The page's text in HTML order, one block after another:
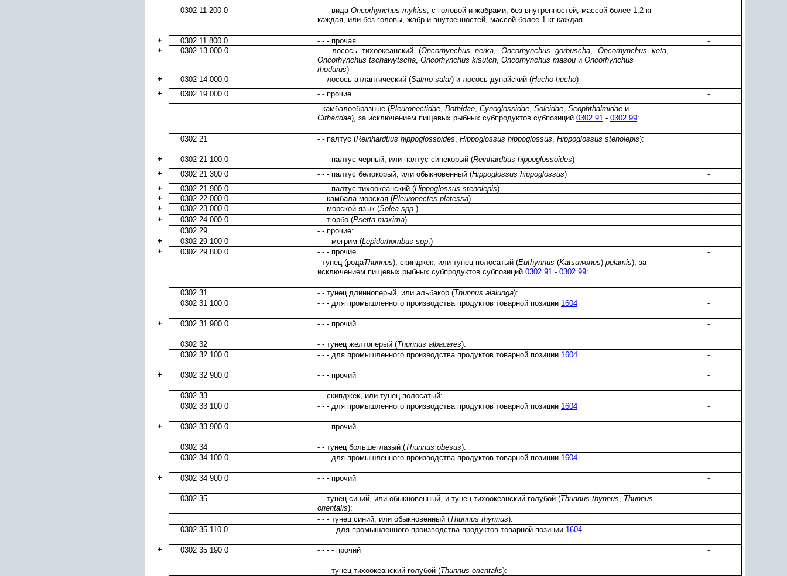
0302 11 200 0
- - - вида Oncorhynchus mykiss, с головой и жабрами, без внутренностей, массой более 1,2 кг
каждая, или без головы, жабр и внутренностей, массой более 1 кг каждая
-
+ 0302 11 800 0 - - - прочая
-
+
0302 13 000 0 - - лосось тихоокеанский (Oncorhynchus nerka, Oncorhynchus gorbuscha, Oncorhynchus keta,
Oncorhynchus tschawytscha, Oncorhynchus kisutch, Oncorhynchus masou и Oncorhynchus
rhodurus)
-
+ 0302 14 000 0 - - лосось атлантический (Salmo salar) и лосось дунайский (Hucho hucho)
-
+
0302 19 000 0 - - прочие
-
- камбалообразные (Pleuronectidae, Bothidae, Cynoglossidae, Soleidae, Scophthalmidae и
Citharidae), за исключением пищевых рыбных субпродуктов субпозиций 0302 91 - 0302 99:
0302 21 - - палтус (Reinhardtius hippoglossoides, Hippoglossus hippoglossus, Hippoglossus stenolepis):
+ 0302 21 100 0 - - - палтус черный, или палтус синекорый (Reinhardtius hippoglossoides)
-
+
0302 21 300 0 - - - палтус белокорый, или обыкновенный (Hippoglossus hippoglossus)
-
+
0302 21 900 0 - - - палтус тихоокеанский (Hippoglossus stenolepis)
-
+
0302 22 000 0 - - камбала морская (Pleuronectes platessa)
-
+
0302 23 000 0 - - морской язык (Solea spp.)
-
+
0302 24 000 0 - - тюрбо (Psetta maxima)
-
0302 29
- - прочие:
+
0302 29 100 0 - - - мегрим (Lepidorhombus spp.)
-
+
0302 29 800 0 - - - прочие
-
- тунец (родаThunnus), скипджек, или тунец полосатый (Euthynnus (Katsuwonus) pelamis), за
исключением пищевых рыбных субпродуктов субпозиций 0302 91 - 0302 99:
0302 31 - - тунец длинноперый, или альбакор (Thunnus alalunga):
0302 31 100 0
- - - для промышленного производства продуктов товарной позиции 1604 -
+ 0302 31 900 0 - - - прочий -
0302 32 - - тунец желтоперый (Thunnus albacares):
0302 32 100 0
- - - для промышленного производства продуктов товарной позиции 1604 -
+ 0302 32 900 0 - - - прочий -
0302 33
- - скипджек, или тунец полосатый:
0302 33 100 0
- - - для промышленного производства продуктов товарной позиции 1604 -
+ 0302 33 900 0 - - - прочий -
0302 34 - - тунец большеглазый (Thunnus obesus):
0302 34 100 0
- - - для промышленного производства продуктов товарной позиции 1604 -
+ 0302 34 900 0 - - - прочий -
0302 35 - - тунец синий, или обыкновенный, и тунец тихоокеанский голубой (Thunnus thynnus, Thunnus
orientalis):
- - - тунец синий, или обыкновенный (Thunnus thynnus):
0302 35 110 0
- - - - для промышленного производства продуктов товарной позиции 1604 -
+ 0302 35 190 0 - - - - прочий -
- - - тунец тихоокеанский голубой (Thunnus orientalis):